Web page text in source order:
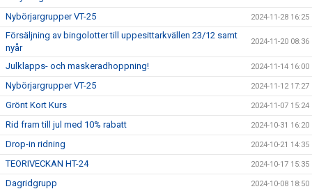
Nybörjargrupper VT-25 2024-11-28 16:25
Försäljning av bingolotter till uppesittarkvällen 23/12 samt
nyår
2024-11-20 08:36
Julklapps- och maskeradhoppning! 2024-11-14 16:00
Nybörjargrupper VT-25 2024-11-12 17:27
Grönt Kort Kurs 2024-11-07 15:24
Rid fram till jul med 10% rabatt 2024-10-31 16:20
Drop-in ridning 2024-10-21 14:35
TEORIVECKAN HT-24 2024-10-17 15:35
Dagridgrupp 2024-10-08 18:50